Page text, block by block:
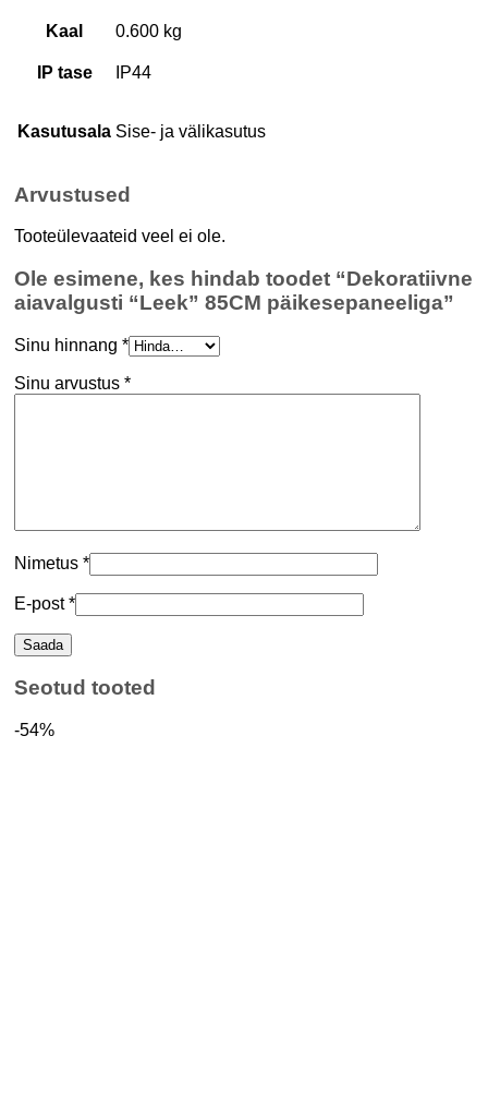
Kaal 0.600 kg
IP tase IP44
Kasutusala Sise- ja välikasutus
Arvustused
Tooteülevaateid veel ei ole.
Ole esimene, kes hindab toodet “Dekoratiivne
aiavalgusti “Leek” 85CM päikesepaneeliga”
Sinu hinnang *
Sinu arvustus *
Nimetus *
E-post*
Seotud tooted
-54%